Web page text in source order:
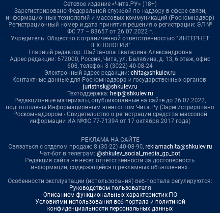
Сетевое издание «Чита.РУ» (18+)
Зарегистрировано Федеральной службой по надзору в сфере связи,
информационных технологий и массовых коммуникаций (Роскомнадзор)
Регистрационный номер и дата принятия решения о регистрации: ЭЛ №
ФС 77 – 83657 от 26.07.2022 г.
Учредитель: Общество с ограниченной ответственностью "ИНТЕРНЕТ
ТЕХНОЛОГИИ"
Главный редактор: Шайтанова Екатерина Александровна
Адрес редакции: 672000, Россия, Чита, ул. Балябина, д. 13, 6 этаж, офис
608, телефон 8 (3022) 40-08-24
Электронный адрес редакции: chita@shkulev.ru
Контактные данные для Роскомнадзора и государственных органов:
juristnsk@shkulev.ru
Техподдержка: help@shkulev.ru
Редакционные материалы, опубликованные на сайте до 26.07.2022,
подготовлены Информационным агентством Чита.Ру (Зарегистрировано
Роскомнадзором - Свидетельство о регистрации средства массовой
информации ИА №ФС 77-71394 от 17 октября 2017 года)
РЕКЛАМА НА САЙТЕ
Связаться с отделом продаж: 8 (30-22) 40-08-90, reklamachita@shkulev.ru
Чат-бот в телеграм: @shkulev_social_media_gp_bot
Редакция сайта не несет ответственности за достоверность
информации, содержащейся в рекламных объявлениях.
Особенности эксплуатации (использования) веб-портала регулируются:
Руководством пользователя
Описанием функциональных характеристик ПО
Условиями использования веб-портала и политикой
конфиденциальности персональных данных